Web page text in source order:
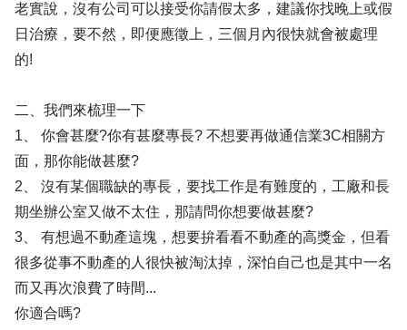
老實說，沒有公司可以接受你請假太多，建議你找晚上或假
日治療，要不然，即便應徵上，三個月內很快就會被處理
的!
二、我們來梳理一下
1、 你會甚麼?你有甚麼專長? 不想要再做通信業3C相關方
面，那你能做甚麼?
2、 沒有某個職缺的專長，要找工作是有難度的，工廠和長
期坐辦公室又做不太住，那請問你想要做甚麼?
3、 有想過不動產這塊，想要拚看看不動產的高獎金，但看
很多從事不動產的人很快被淘汰掉，深怕自己也是其中一名
而又再次浪費了時間...
你適合嗎?